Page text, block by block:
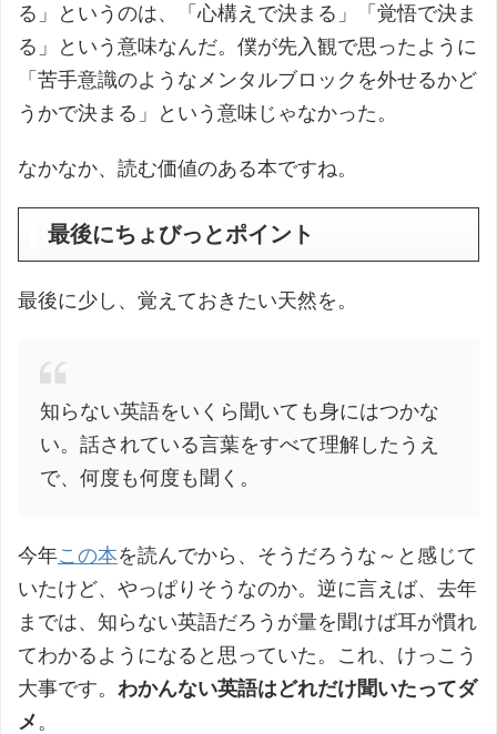
る」というのは、「心構えで決まる」「覚悟で決ま
る」という意味なんだ。僕が先入観で思ったように
「苦手意識のようなメンタルブロックを外せるかど
うかで決まる」という意味じゃなかった。
なかなか、読む価値のある本ですね。
最後にちょびっとポイント
最後に少し、覚えておきたい天然を。
知らない英語をいくら聞いても身にはつかな
い。話されている言葉をすべて理解したうえ
で、何度も何度も聞く。
今年この本を読んでから、そうだろうな～と感じて
いたけど、やっぱりそうなのか。逆に言えば、去年
までは、知らない英語だろうが量を聞けば耳が慣れ
てわかるようになると思っていた。これ、けっこう
大事です。 わかんない英語はどれだけ聞いたってダ
メ。